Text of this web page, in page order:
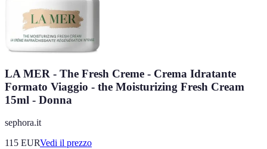
LA MER - The Fresh Creme - Crema Idratante
Formato Viaggio​ - the Moisturizing Fresh Cream
15ml - Donna
sephora.it
115 EURVedi il prezzo